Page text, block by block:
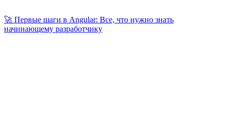
🚀 Первые шаги в Angular: Все, что нужно знать
начинающему разработчику